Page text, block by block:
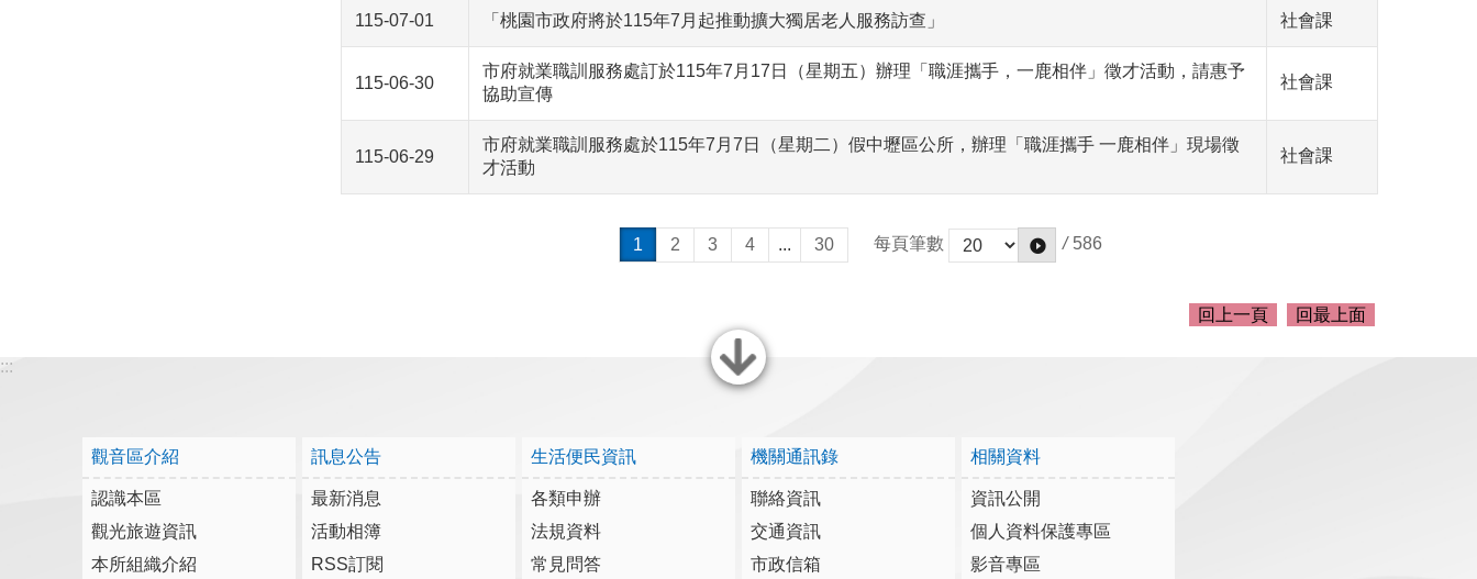
115-07-01 「桃園市政府將於115年7月起推動擴大獨居老人服務訪查」 社會課
115-06-30
市府就業職訓服務處訂於115年7月17日（星期五）辦理「職涯攜手，一鹿相伴」徵才活動，請惠予
協助宣傳
社會課
115-06-29
市府就業職訓服務處於115年7月7日（星期二）假中壢區公所，辦理「職涯攜手 一鹿相伴」現場徵
才活動
社會課
1 2 3 4 ... 30 每頁筆數 / 586
回上一頁 回最上面
關閉
:::
觀音區介紹
認識本區
觀光旅遊資訊
本所組織介紹
訊息公告
最新消息
活動相簿
RSS訂閱
生活便民資訊
各類申辦
法規資料
常見問答
機關通訊錄
聯絡資訊
交通資訊
市政信箱
相關資料
資訊公開
個人資料保護專區
影音專區